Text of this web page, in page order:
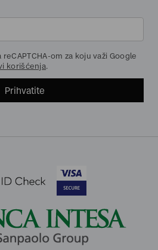
om za koju važi Google
korišćenja.
Prihvatite